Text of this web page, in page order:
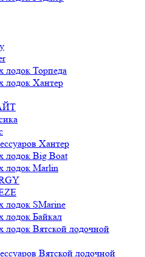
лодок Торпеда
лодок Хантер
Хантер
лодок Big Boat
лодок Marlin
лодок SMarine
лодок Байкал
лодок Вятской лодочной
Вятской лодочной